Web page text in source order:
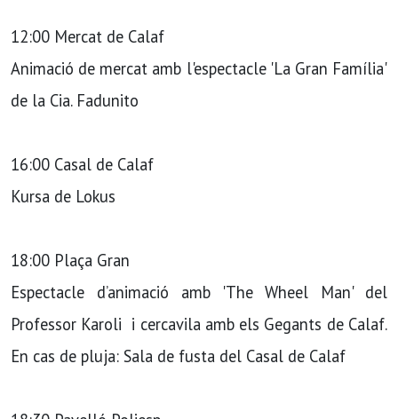
12:00 Mercat de Calaf
Animació de mercat amb l'espectacle 'La Gran Família'
de la Cia. Fadunito
16:00 Casal de Calaf
Kursa de Lokus
18:00 Plaça Gran
Espectacle d’animació amb 'The Wheel Man' del
Professor Karoli i cercavila amb els Gegants de Calaf.
En cas de pluja: Sala de fusta del Casal de Calaf